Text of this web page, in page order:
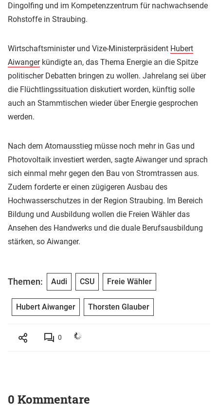
Dingolfing und im Kompetenzzentrum für nachwachsende
Rohstoffe in Straubing.
Wirtschaftsminister und Vize-Ministerpräsident Hubert
Aiwangerkündigte an, das Thema Energie an die Spitze
politischer Debatten bringen zu wollen. Jahrelang sei über
die Flüchtlingssituation diskutiert worden, künftig solle
auch an Stammtischen wieder über Energie gesprochen
werden.
Nach dem Atomausstieg müsse noch mehr in Gas und
Photovoltaik investiert werden, sagte Aiwanger und sprach
sich einmal mehr gegen den Bau von Stromtrassen aus.
Zudem forderte er einen zügigeren Ausbau des
Hochwasserschutzes in der Region Straubing. Im Bereich
Bildung und Ausbildung wollen die Freien Wähler das
Ansehen des Handwerks und die duale Berufsausbildung
stärken, so Aiwanger.
Themen: Audi CSU Freie Wähler
Hubert Aiwanger Thorsten Glauber
0
0 Kommentare